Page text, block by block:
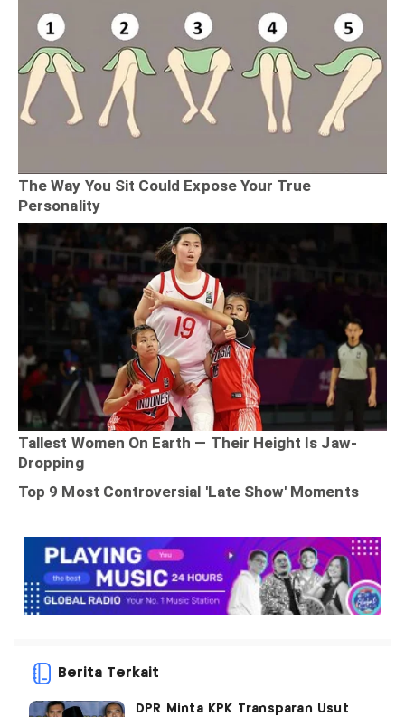
Berita Terkait
DPR Minta KPK Transparan Usut